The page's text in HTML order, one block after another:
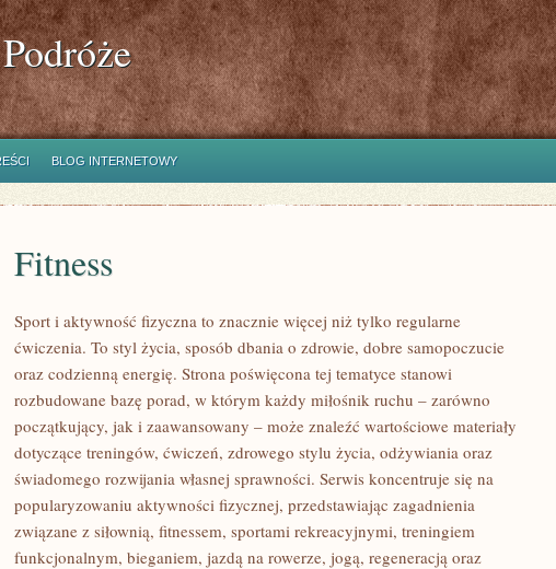
BLOG INTERNETOWY
FITNESS
Fitness
Sport i aktywność fizyczna to znacznie więcej niż tylko regularne
ćwiczenia. To styl życia, sposób dbania o zdrowie, dobre samopoczucie
oraz codzienną energię. Strona poświęcona tej tematyce stanowi
rozbudowane bazę porad, w którym każdy miłośnik ruchu – zarówno
początkujący, jak i zaawansowany – może znaleźć wartościowe materiały
dotyczące treningów, ćwiczeń, zdrowego stylu życia, odżywiania oraz
świadomego rozwijania własnej sprawności. Serwis koncentruje się na
popularyzowaniu aktywności fizycznej, przedstawiając zagadnienia
związane z siłownią, fitnessem, sportami rekreacyjnymi, treningiem
funkcjonalnym, bieganiem, jazdą na rowerze, jogą, regeneracją oraz